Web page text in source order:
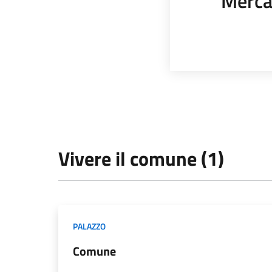
Vivere il comune (1)
PALAZZO
Comune